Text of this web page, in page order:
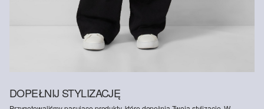
DOPEŁNIJ STYLIZACJĘ